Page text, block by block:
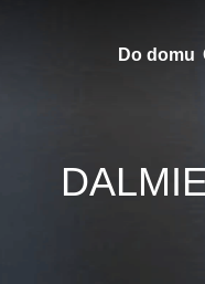
Do domu